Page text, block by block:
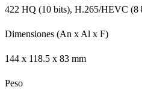
422 HQ (10 bits), H.265/HEVC (8
Dimensiones (An x Al x F)
144 x 118.5 x 83 mm
Peso